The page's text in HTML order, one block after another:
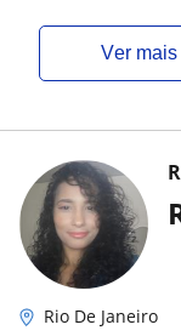
ver mais
Rio De Janeiro